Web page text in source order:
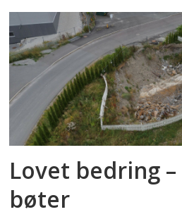
Lovet bedring
bøter